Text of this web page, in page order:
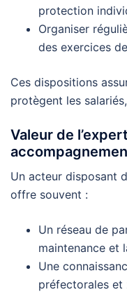
protection
Organiser
des exercices
Ces dispositions
protègent les
Valeur de
Un acteur disposant
offre souvent :
Un réseau de
maintenance et
Une
préfectorales et